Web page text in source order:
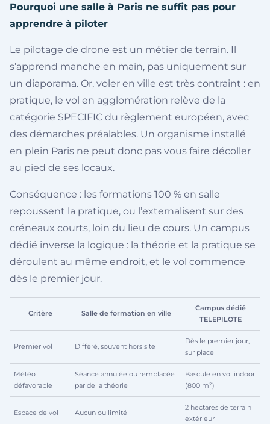
Pourquoi une salle à Paris ne suffit pas pour
apprendre à piloter
Le pilotage de drone est un métier de terrain. Il
s’apprend manche en main, pas uniquement sur
un diaporama. Or, voler en ville est très contraint : en
pratique, le vol en agglomération relève de la
catégorie SPECIFIC du règlement européen, avec
des démarches préalables. Un organisme installé
en plein Paris ne peut donc pas vous faire décoller
au pied de ses locaux.
Conséquence : les formations 100 % en salle
repoussent la pratique, ou l’externalisent sur des
créneaux courts, loin du lieu de cours. Un campus
dédié inverse la logique : la théorie et la pratique se
déroulent au même endroit, et le vol commence
dès le premier jour.
Critère Salle de formation en ville
Campus dédié
TELEPILOTE
Premier vol Différé, souvent hors site
Dès le premier jour,
sur place
Météo
défavorable
Séance annulée ou remplacée
par de la théorie
Bascule en vol indoor
(800 m²)
Espace de vol Aucun ou limité
2 hectares de terrain
extérieur